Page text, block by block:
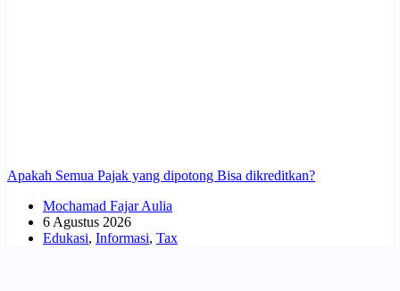
Apakah Semua Pajak yang dipotong Bisa dikreditkan?
Mochamad Fajar Aulia
6 Agustus 2026
Edukasi, Informasi, Tax